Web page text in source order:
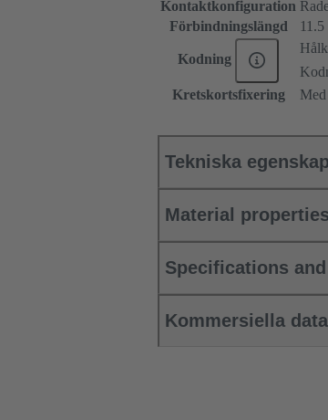
Kontaktkonfiguration
Förbindningslängd
Kodning
Kretskortsfixering
Tekniska
Material properties
Specifications
Kommersiella data